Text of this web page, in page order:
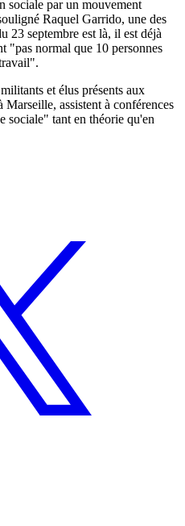
sociale par un mouvement
Raquel Garrido, une des
23 septembre est là, il est déjà
"pas normal que 10 personnes
et élus présents aux
assistent à conférences
sociale" tant en théorie qu'en